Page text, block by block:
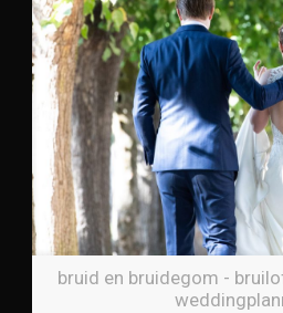
bruid en bruidegom -